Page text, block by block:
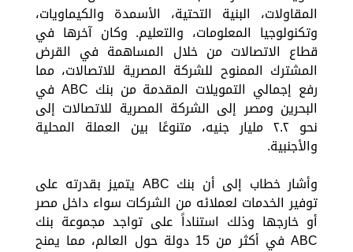
المقاولات، البنية التحتية، الأسمدة والكيماويات،
وتكنولوجيا المعلومات، والتعليم. وكان آخرها في
قطاع الاتصالات من خلال المساهمة في القرض
المشترك الممنوح للشركة المصرية للاتصالات، مما
رفع إجمالي التمويلات المقدمة من بنك ABC في
البحرين ومصر إلى الشركة المصرية للاتصالات إلى
نحو ٢.٢ مليار جنيه، متنوعًا بين العملة المحلية
والأجنبية.
وأشار خطاب إلى أن بنك ABC يتميز بقدرته على
توفير الخدمات لعملائه من الشركات سواء داخل مصر
أو خارجها وذلك استناداً على تواجد مجموعة بنك
ABC في أكثر من 15 دولة حول العالم، مما يمنح